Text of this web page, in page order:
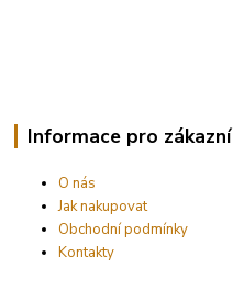
Informace pro
O nás
Jak nakupovat
Obchodní podmínky
Kontakty